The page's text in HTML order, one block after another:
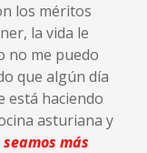
los méritos
la vida le
no me puedo
que algún día
está haciendo
asturiana y
más